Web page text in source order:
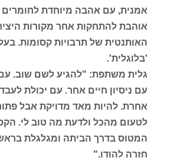
אמנית, עם אהבה מיוחדת לחומרים
אוהבת להתחקות אחר מקורות
האותנטית של תרבויות קסומות.
'בלוגלית'.
גלית משתפת: "להגיע לשם שוב. עם
עם ניסיון חיים אחר. עם יכולת
אחרת. להיות מאד מדויקת אבל
לטעום מהכל ולדעת מה טוב לי.
המטוס בדרך הביתה ומגלגלת
חזרה להודו."